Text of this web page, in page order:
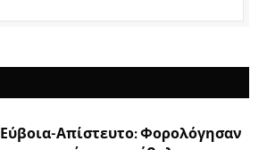
Εύβοια-Απίστευτο: Φορολόγησαν